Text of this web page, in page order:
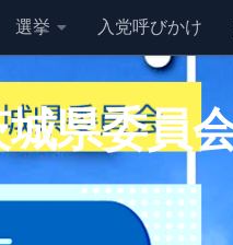
選挙 入党呼びかけ
城県委員